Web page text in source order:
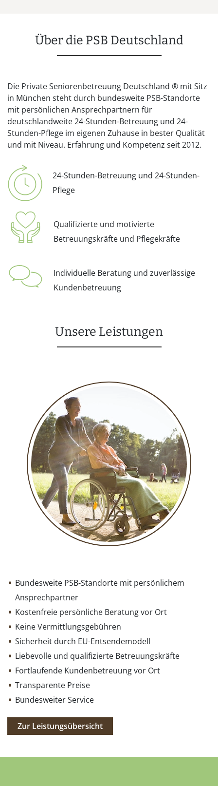
Über die PSB Deutschland
Die Private Seniorenbetreuung Deutschland ® mit Sitz
in München steht durch bundesweite PSB-Standorte
mit persönlichen Ansprechpartnern für
deutschlandweite 24-Stunden-Betreuung und 24-
Stunden-Pflege im eigenen Zuhause in bester Qualität
und mit Niveau. Erfahrung und Kompetenz seit 2012.
24-Stunden-Betreuung und 24-Stunden-
Pflege
Qualifizierte und motivierte
Betreuungskräfte und Pflegekräfte
Individuelle Beratung und zuverlässige
Kundenbetreuung
Unsere Leistungen
Bundesweite PSB-Standorte mit persönlichem
Ansprechpartner
Kostenfreie persönliche Beratung vor Ort
Keine Vermittlungsgebühren
Sicherheit durch EU-Entsendemodell
Liebevolle und qualifizierte Betreuungskräfte
Fortlaufende Kundenbetreuung vor Ort
Transparente Preise
Bundesweiter Service
Zur Leistungsübersicht